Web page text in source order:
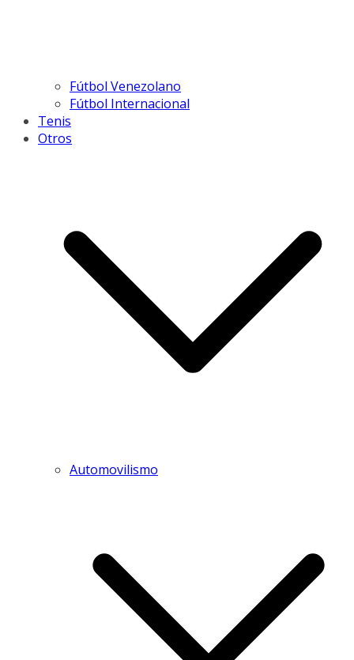
Fútbol Venezolano
Fútbol Internacional
Tenis
Otros
Automovilismo